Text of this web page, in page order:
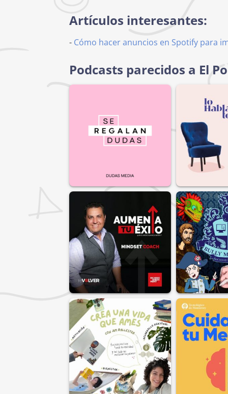
Artículos interesantes:
- Cómo hacer anuncios en Spotify para
Podcasts parecidos a El